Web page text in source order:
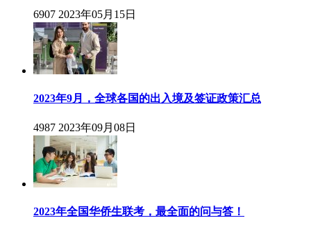
6907 2023年05月15日
2023年9月，全球各国的出入境及签证政策汇总
4987 2023年09月08日
2023年全国华侨生联考，最全面的问与答！